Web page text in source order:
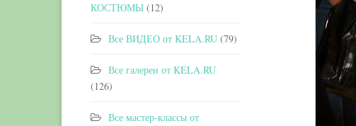
КОСТЮМЫ (12)
Все ВИДЕО от KELA.RU (79)
Все галереи от KELA.RU
(126)
Все мастер-классы от